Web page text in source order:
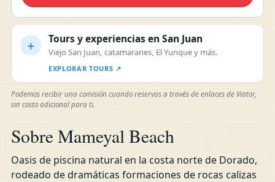
＋ Tours y experiencias en San Juan
Viejo San Juan, catamaranes, El Yunque y más.
EXPLORAR TOURS ↗
Podemos recibir una comisión cuando reservas a través de enlaces de Viator,
sin costo adicional para ti.
Sobre Mameyal Beach
Oasis de piscina natural en la costa norte de Dorado,
rodeado de dramáticas formaciones de rocas calizas